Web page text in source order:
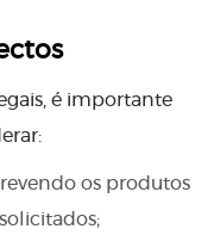
é importante
os produtos